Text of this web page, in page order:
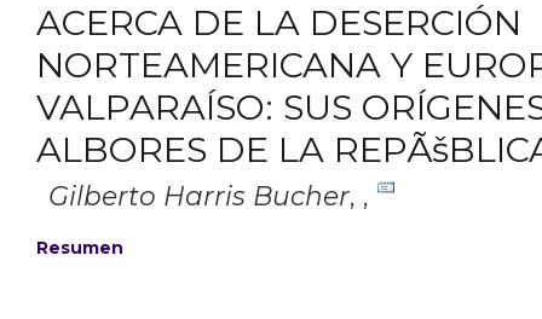
ACERCA DE LA DESERCIÓN
NORTEAMERICANA Y
VALPARAÍSO: SUS
ALBORES DE LA
Gilberto Harris Bucher, ,
Resumen